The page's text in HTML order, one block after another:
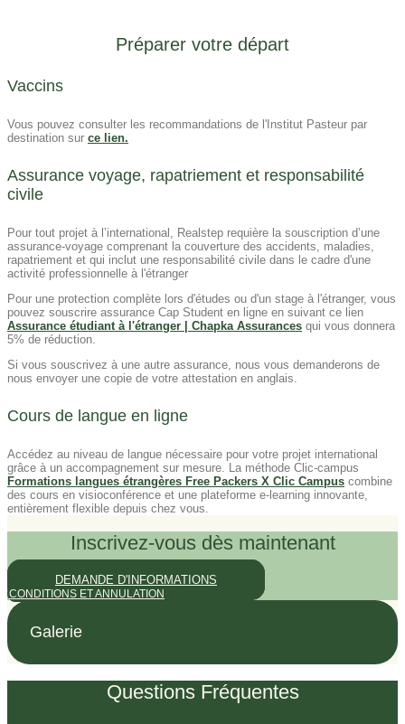
Préparer votre départ
Vaccins
Vous pouvez consulter les recommandations de l'Institut Pasteur par
destination sur ce lien.
Assurance voyage, rapatriement et responsabilité
civile
Pour tout projet à l’international, Realstep requière la souscription d’une
assurance-voyage comprenant la couverture des accidents, maladies,
rapatriement et qui inclut une responsabilité civile dans le cadre d'une
activité professionnelle à l'étranger
Pour une protection complète lors d'études ou d'un stage à l'étranger, vous
pouvez souscrire assurance Cap Student en ligne en suivant ce lien
Assurance étudiant à l'étranger | Chapka Assurances qui vous donnera
5% de réduction.
Si vous souscrivez à une autre assurance, nous vous demanderons de
nous envoyer une copie de votre attestation en anglais.
Cours de langue en ligne
Accédez au niveau de langue nécessaire pour votre projet international
grâce à un accompagnement sur mesure. La méthode Clic-campus
Formations langues étrangères Free Packers X Clic Campus combine
des cours en visioconférence et une plateforme e-learning innovante,
entièrement flexible depuis chez vous.
Inscrivez-vous dès maintenant
DEMANDE D'INFORMATIONS
CONDITIONS ET ANNULATION
Galerie
Questions Fréquentes